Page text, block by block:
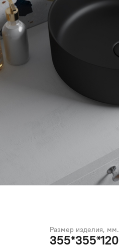
Размер изделия, мм.
355*355*120